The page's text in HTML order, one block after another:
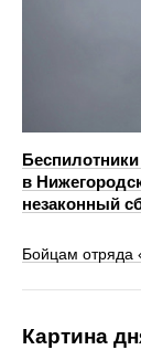
в
незаконный
Бойцам отряда
Картина